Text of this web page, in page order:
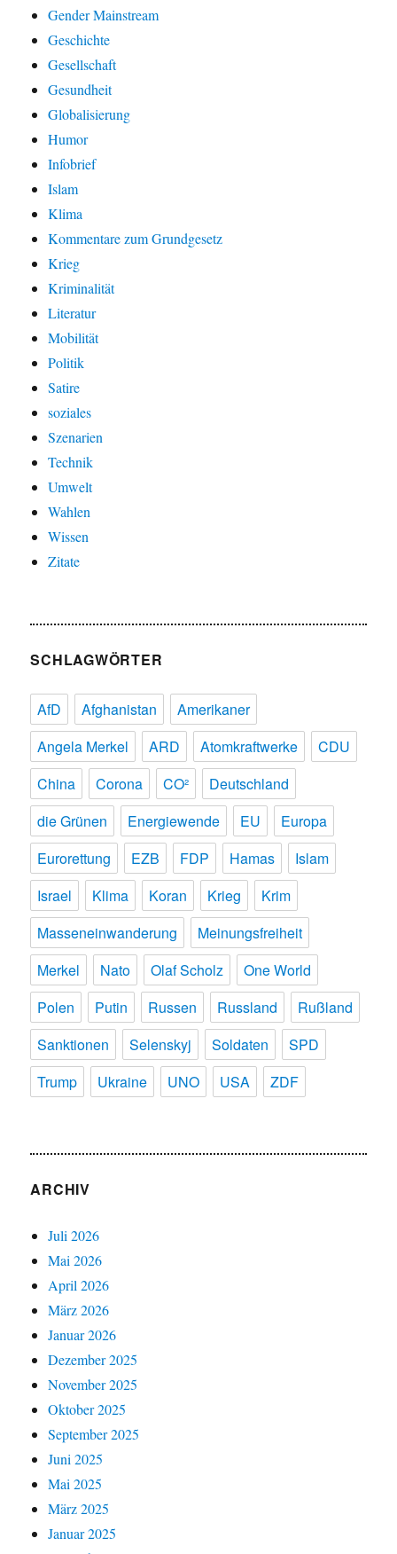
Gender Mainstream
Geschichte
Gesellschaft
Gesundheit
Globalisierung
Humor
Infobrief
Islam
Klima
Kommentare zum Grundgesetz
Krieg
Kriminalität
Literatur
Mobilität
Politik
Satire
soziales
Szenarien
Technik
Umwelt
Wahlen
Wissen
Zitate
SCHLAGWÖRTER
AfD Afghanistan
Amerikaner
Angela Merkel
ARD Atomkraftwerke
CDU
China
Corona CO²
Deutschland
die Grünen
Energiewende EU
Europa
Eurorettung
EZB FDP Hamas
Islam
Israel
Klima Koran Krieg
Krim
Masseneinwanderung
Meinungsfreiheit
Merkel
Nato Olaf Scholz
One World
Polen
Putin Russen Russland
Rußland
Sanktionen
Selenskyj Soldaten
SPD
Trump
Ukraine UNO USA ZDF
ARCHIV
Juli 2026
Mai 2026
April 2026
März 2026
Januar 2026
Dezember 2025
November 2025
Oktober 2025
September 2025
Juni 2025
Mai 2025
März 2025
Januar 2025